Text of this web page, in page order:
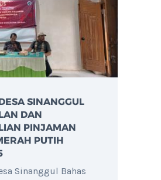
SINANGGUL
DAN
PINJAMAN
PUTIH
Sinanggul Bahas